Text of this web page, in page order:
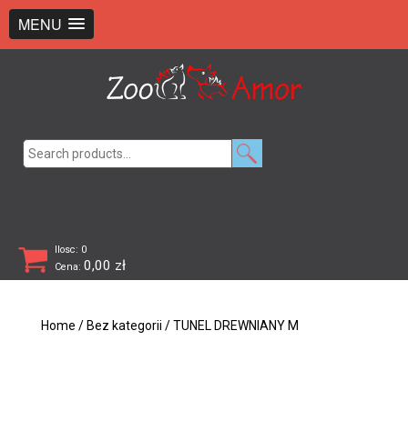
MENU
Ilosc: 0
Cena: 0,00 zł
Home / Bez kategorii / TUNEL DREWNIANY M